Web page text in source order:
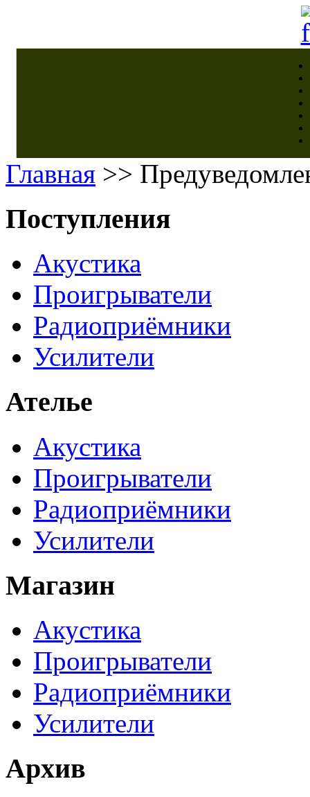
Главная >>
Поступления
Акустика
Проигрыватели
Радиоприёмники
Усилители
Ателье
Акустика
Проигрыватели
Радиоприёмники
Усилители
Магазин
Акустика
Проигрыватели
Радиоприёмники
Усилители
Архив